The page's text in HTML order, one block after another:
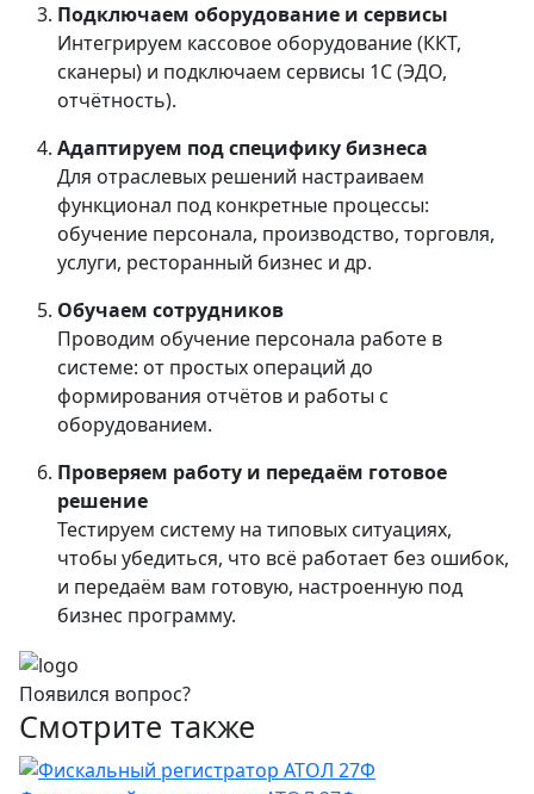
Подключаем оборудование и сервисы
Интегрируем кассовое оборудование (ККТ,
сканеры) и подключаем сервисы 1С (ЭДО,
отчётность).
Адаптируем под специфику бизнеса
Для отраслевых решений настраиваем
функционал под конкретные процессы:
обучение персонала, производство, торговля,
услуги, ресторанный бизнес и др.
Обучаем сотрудников
Проводим обучение персонала работе в
системе: от простых операций до
формирования отчётов и работы с
оборудованием.
Проверяем работу и передаём готовое
решение
Тестируем систему на типовых ситуациях,
чтобы убедиться, что всё работает без ошибок,
и передаём вам готовую, настроенную под
бизнес программу.
Появился вопрос?
Смотрите также